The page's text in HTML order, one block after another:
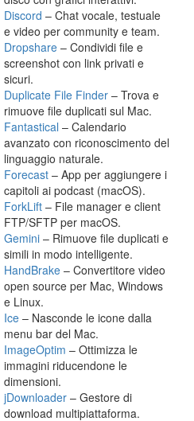
Discord – Chat vocale, testuale
e video per community e team.
Dropshare – Condividi file e
screenshot con link privati e
sicuri.
Duplicate File Finder – Trova e
rimuove file duplicati sul Mac.
Fantastical – Calendario
avanzato con riconoscimento del
linguaggio naturale.
Forecast – App per aggiungere i
capitoli ai podcast (macOS).
ForkLift – File manager e client
FTP/SFTP per macOS.
Gemini – Rimuove file duplicati e
simili in modo intelligente.
HandBrake – Convertitore video
open source per Mac, Windows
e Linux.
Ice – Nasconde le icone dalla
menu bar del Mac.
ImageOptim – Ottimizza le
immagini riducendone le
dimensioni.
jDownloader – Gestore di
download multipiattaforma.